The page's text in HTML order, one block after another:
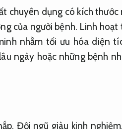
chuyên dụng có kích thước
của người bệnh. Linh hoạt
nhằm tối ưu hóa diện
ngày hoặc những bệnh
Đội ngũ giàu kinh nghiệm.